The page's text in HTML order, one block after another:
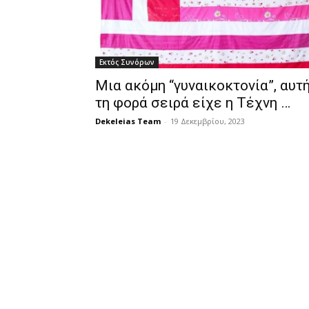
Εκτός Συνόρων
Μια ακόμη “γυναικοκτονία”,
τη φορά σειρά είχε η Τέχνη …
Dekeleias Team - 19 Δεκεμβρίου, 2023